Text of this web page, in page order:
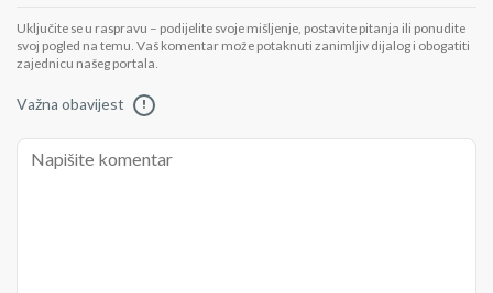
Uključite se u raspravu – podijelite svoje mišljenje, postavite pitanja ili ponudite
svoj pogled na temu. Vaš komentar može potaknuti zanimljiv dijalog i obogatiti
zajednicu našeg portala.
Važna obavijest !